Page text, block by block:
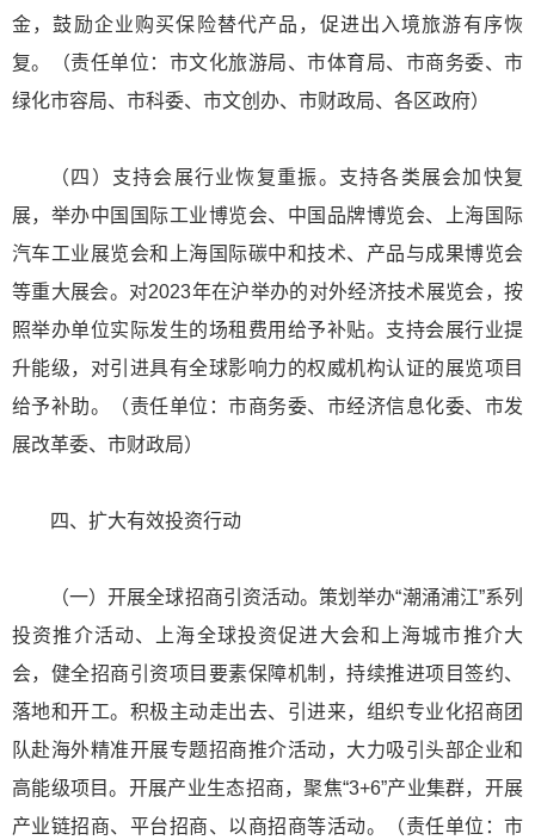
金，鼓励企业购买保险替代产品，促进出入境旅游有序恢
复。（责任单位：市文化旅游局、市体育局、市商务委、市
绿化市容局、市科委、市文创办、市财政局、各区政府）
（四）支持会展行业恢复重振。支持各类展会加快复
展，举办中国国际工业博览会、中国品牌博览会、上海国际
汽车工业展览会和上海国际碳中和技术、产品与成果博览会
等重大展会。对2023年在沪举办的对外经济技术展览会，按
照举办单位实际发生的场租费用给予补贴。支持会展行业提
升能级，对引进具有全球影响力的权威机构认证的展览项目
给予补助。（责任单位：市商务委、市经济信息化委、市发
展改革委、市财政局）
四、扩大有效投资行动
（一）开展全球招商引资活动。策划举办“潮涌浦江”系列
投资推介活动、上海全球投资促进大会和上海城市推介大
会，健全招商引资项目要素保障机制，持续推进项目签约、
落地和开工。积极主动走出去、引进来，组织专业化招商团
队赴海外精准开展专题招商推介活动，大力吸引头部企业和
高能级项目。开展产业生态招商，聚焦“3+6”产业集群，开展
产业链招商、平台招商、以商招商等活动。（责任单位：市